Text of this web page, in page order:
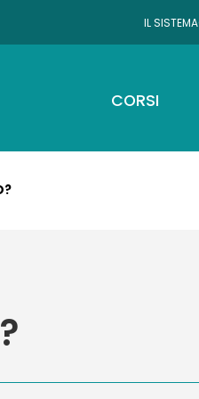
IL SISTEMA
CORSI